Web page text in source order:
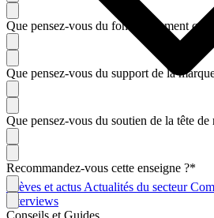
Brèves et actus Actualités du secteur
Interviews
Conseils et Guides
Que pensez-vous du fonctionnement
Que pensez-vous du support de la
Que pensez-vous du soutien de la tête de
Recommandez-vous cette enseigne ?*